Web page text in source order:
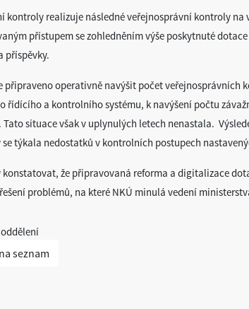
kontroly realizuje následné veřejnosprávní kontroly
přístupem se zohledněním výše poskytnuté
příspěvky.
připraveno operativně navýšit počet veřejnosprávních
řídícího a kontrolního systému, k navýšení počtu
Tato situace však v uplynulých letech nenastala.
se týkala nedostatků v kontrolních postupech
konstatovat, že připravovaná reforma a digitalizace
problémů, na které NKÚ minulá vedení